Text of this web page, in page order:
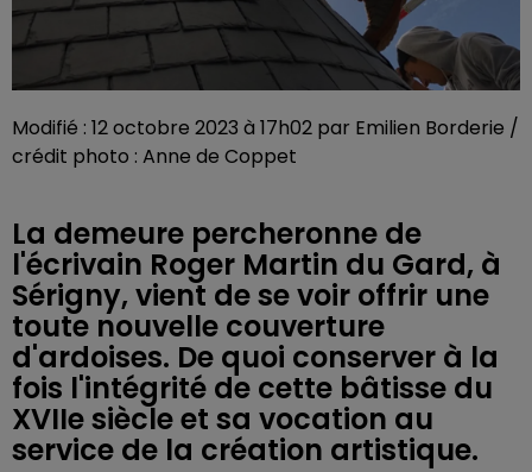
Modifié : 12 octobre 2023 à 17h02 par Emilien Borderie /
crédit photo : Anne de Coppet
La demeure percheronne de
l'écrivain Roger Martin du Gard, à
Sérigny, vient de se voir offrir une
toute nouvelle couverture
d'ardoises. De quoi conserver à la
fois l'intégrité de cette bâtisse du
XVIIe siècle et sa vocation au
service de la création artistique.